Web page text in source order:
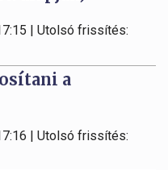
| Utolsó frissítés:
a
| Utolsó frissítés: